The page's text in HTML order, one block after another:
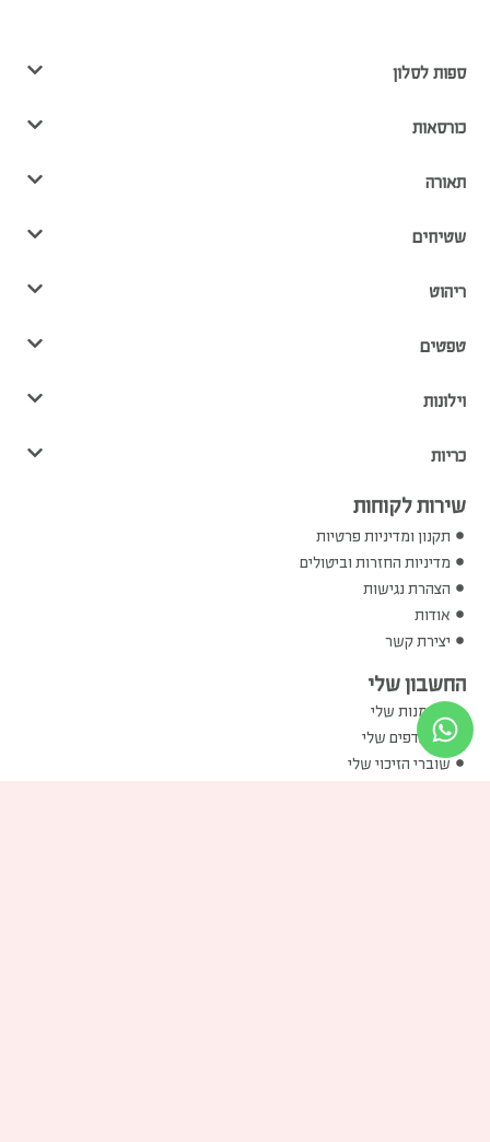
ספות לסלון
כורסאות
תאורה
שטיחים
ריהוט
טפטים
וילונות
כריות
שירות לקוחות
תקנון ומדיניות פרטיות
מדיניות החזרות וביטולים
הצהרת נגישות
אודות
יצירת קשר
החשבון שלי
ההזמנות שלי
המועדפים שלי
שוברי הזיכוי שלי